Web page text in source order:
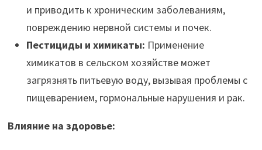
и приводить к хроническим заболеваниям,
повреждению нервной системы и почек.
Пестициды и химикаты: Применение
химикатов в сельском хозяйстве может
загрязнять питьевую воду, вызывая проблемы с
пищеварением, гормональные нарушения и рак.
Влияние на здоровье: